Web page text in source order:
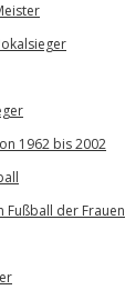
1962 bis 2002
Fußball der Frauen